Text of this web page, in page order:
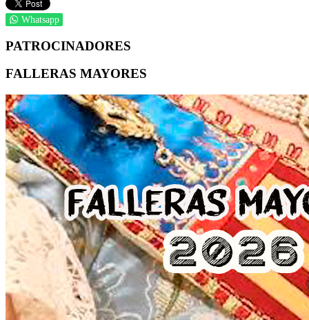
Whatsapp
PATROCINADORES
FALLERAS MAYORES